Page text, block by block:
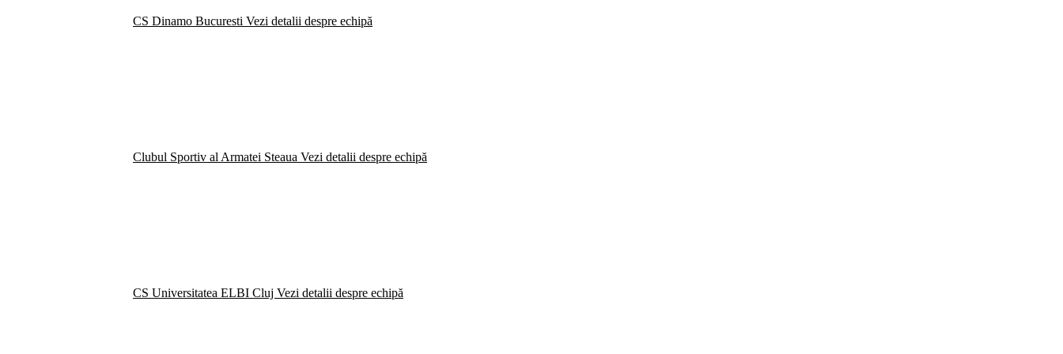
CS Dinamo Bucuresti Vezi detalii despre echipă
Clubul Sportiv al Armatei Steaua Vezi detalii despre echipă
CS Universitatea ELBI Cluj Vezi detalii despre echipă